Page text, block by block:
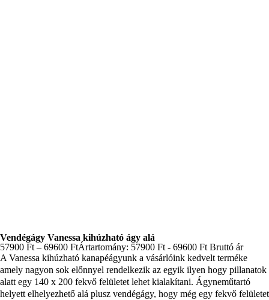
Vendégágy Vanessa kihúzható ágy alá
57900 Ft – 69600 FtÁrtartomány: 57900 Ft - 69600 Ft Bruttó ár
A Vanessa kihúzható kanapéágyunk a vásárlóink kedvelt terméke
amely nagyon sok előnnyel rendelkezik az egyik ilyen hogy pillanatok
alatt egy 140 x 200 fekvő felületet lehet kialakítani. Ágyneműtartó
helyett elhelyezhető alá plusz vendégágy, hogy még egy fekvő felületet